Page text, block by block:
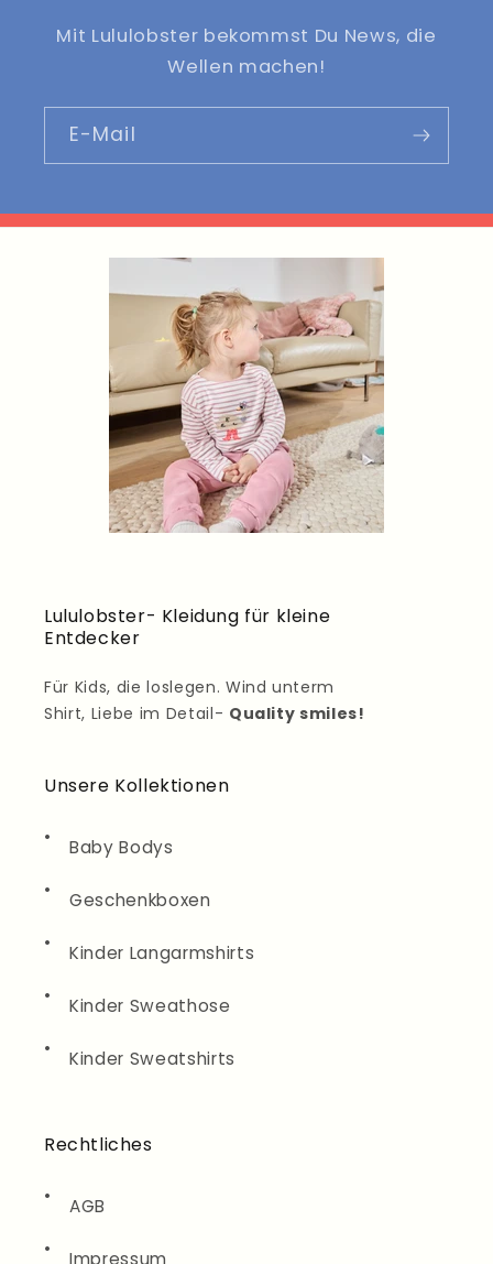
Mit Lululobster bekommst Du News, die
Wellen machen!
E-Mail
Lululobster- Kleidung für kleine
Entdecker
Für Kids, die loslegen. Wind unterm
Shirt, Liebe im Detail- Quality smiles!
Unsere Kollektionen
Baby Bodys
Geschenkboxen
Kinder Langarmshirts
Kinder Sweathose
Kinder Sweatshirts
Rechtliches
AGB
Impressum